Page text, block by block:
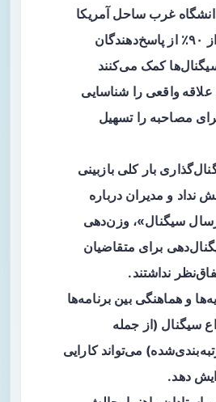
غرب ساحل آمریکا
نشان داد بیش از ۹۰٪ از پاسخ‌دهندگان
سیگنال‌ها کمک می‌کنند
واقعی را شناسایی
مصاحبه را تسهیل
بار کلی بازبینی
نداد و مدیران درباره
سیگنال»، وزن‌دهی
برای متقاضیان
نداشتند.
و هماهنگی بین برنامه‌ها
سیگنال (از جمله
می‌تواند کارایی
دهد.